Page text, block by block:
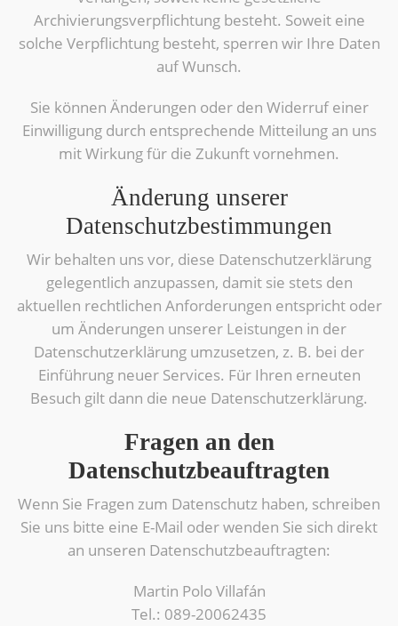
Archivierungsverpflichtung besteht. Soweit eine
solche Verpflichtung besteht, sperren wir Ihre Daten
auf Wunsch.
Sie können Änderungen oder den Widerruf einer
Einwilligung durch entsprechende Mitteilung an uns
mit Wirkung für die Zukunft vornehmen.
Änderung unserer
Datenschutzbestimmungen
Wir behalten uns vor, diese Datenschutzerklärung
gelegentlich anzupassen, damit sie stets den
aktuellen rechtlichen Anforderungen entspricht oder
um Änderungen unserer Leistungen in der
Datenschutzerklärung umzusetzen, z. B. bei der
Einführung neuer Services. Für Ihren erneuten
Besuch gilt dann die neue Datenschutzerklärung.
Fragen an den
Datenschutzbeauftragten
Wenn Sie Fragen zum Datenschutz haben, schreiben
Sie uns bitte eine E-Mail oder wenden Sie sich direkt
an unseren Datenschutzbeauftragten:
Martin Polo Villafán
Tel.: 089-20062435